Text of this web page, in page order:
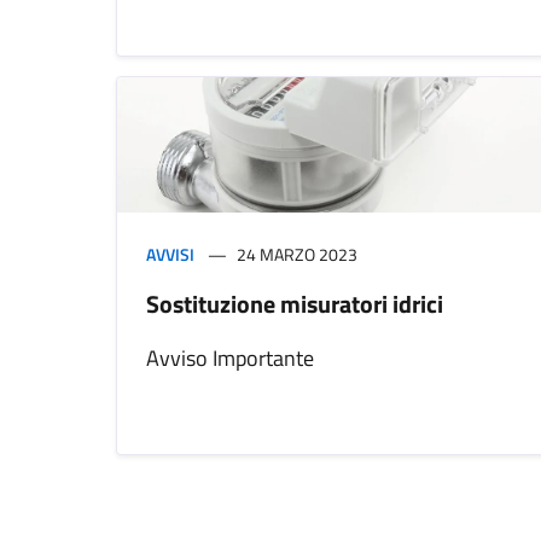
AVVISI 24 MARZO 2023
Sostituzione misuratori idrici
Avviso Importante